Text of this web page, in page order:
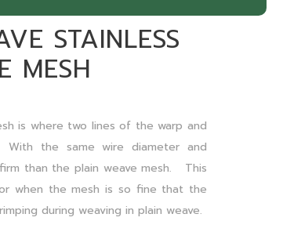
STAINLESS
MESH
where two lines of the warp and
the same wire diameter and
than the plain weave mesh. This
when the mesh is so fine that the
during weaving in plain weave.